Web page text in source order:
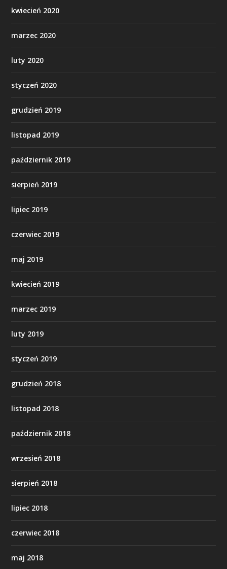
kwiecień 2020
marzec 2020
luty 2020
styczeń 2020
grudzień 2019
listopad 2019
październik 2019
sierpień 2019
lipiec 2019
czerwiec 2019
maj 2019
kwiecień 2019
marzec 2019
luty 2019
styczeń 2019
grudzień 2018
listopad 2018
październik 2018
wrzesień 2018
sierpień 2018
lipiec 2018
czerwiec 2018
maj 2018